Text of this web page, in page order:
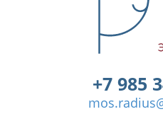
游
。
莫
斯
+7 985